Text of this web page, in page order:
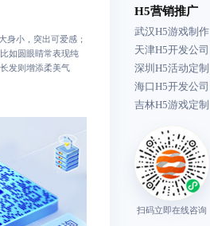
身小，突出可爱感；
如圆眼睛常表现纯
发则增添柔美气
H5营销推广
武汉H5游戏制作
天津H5开发公司
深圳H5活动定制
海口H5开发公司
吉林H5游戏定制
扫码立即在线咨询